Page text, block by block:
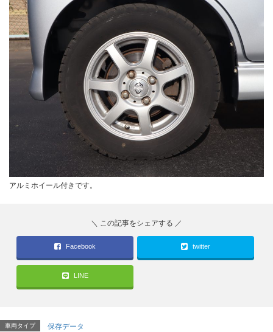
アルミホイール付きです。
Facebook twitter
LINE
車両タイプ 保存データ